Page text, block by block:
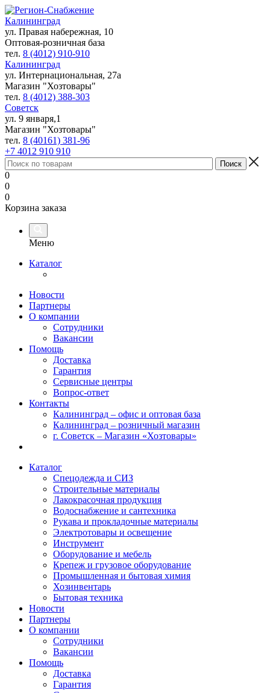
Калининград
ул. Правая набережная, 10
Оптовая-розничная база
тел. 8 (4012) 910-910
Калининград
ул. Интернациональная, 27а
Магазин "Хозтовары"
тел. 8 (4012) 388-303
Советск
ул. 9 января,1
Магазин "Хозтовары"
тел. 8 (40161) 381-96
+7 4012 910 910
0
0
0
Корзина заказа
Меню
Каталог
Новости
Партнеры
О компании
Сотрудники
Вакансии
Помощь
Доставка
Гарантия
Сервисные центры
Вопрос-ответ
Контакты
Калининград – офис и оптовая база
Калининград – розничный магазин
г. Советск – Магазин «Хозтовары»
Каталог
Спецодежда и СИЗ
Строительные материалы
Лакокрасочная продукция
Водоснабжение и сантехника
Рукава и прокладочные материалы
Электротовары и освещение
Инструмент
Оборудование и мебель
Крепеж и грузовое оборудование
Промышленная и бытовая химия
Хозинвентарь
Бытовая техника
Новости
Партнеры
О компании
Сотрудники
Вакансии
Помощь
Доставка
Гарантия